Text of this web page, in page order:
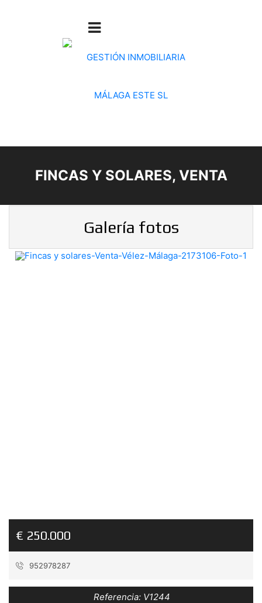
FINCAS Y SOLARES, VENTA
Galería fotos
€ 250.000
952978287
Referencia: V1244